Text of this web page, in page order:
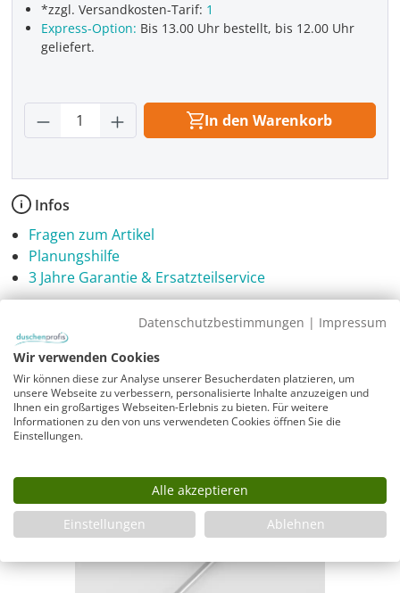
*zzgl. Versandkosten-Tarif: 1
Express-Option: Bis 13.00 Uhr bestellt, bis 12.00 Uhr
geliefert.
Produkt Anzahl: Gib den gewünschten
In den Warenkorb
Infos
Fragen zum Artikel
Planungshilfe
3 Jahre Garantie & Ersatzteilservice
Montageanleitung
A_SUL_SUV__7be2e050
Sicherheitshinweise
Download PDF
Datenschutzbestimmungen | Impressum
Wir verwenden Cookies
Wir können diese zur Analyse unserer Besucherdaten platzieren, um
unsere Webseite zu verbessern, personalisierte Inhalte anzuzeigen und
Ihnen ein großartiges Webseiten-Erlebnis zu bieten. Für weitere
Informationen zu den von uns verwendeten Cookies öffnen Sie die
Einstellungen.
Alle akzeptieren
Einstellungen
Ablehnen